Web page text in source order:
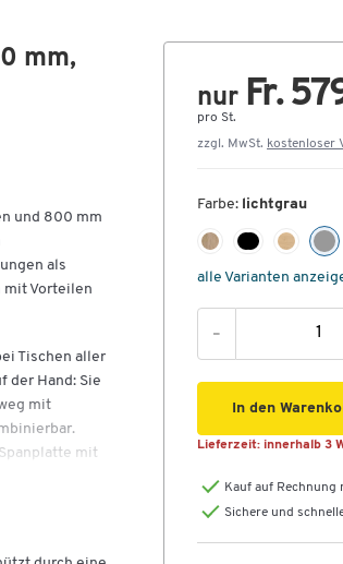
mm,
und 800 mm
als
mit Vorteilen
Tischen aller
der Hand: Sie
mit
mit
nur Fr.
pro St.
zzgl. MwSt. kostenloser
Farbe: lichtgrau
alle Varianten
-
In den
Lieferzeit: innerhalb 3
Kauf auf Rechnung
Sichere und